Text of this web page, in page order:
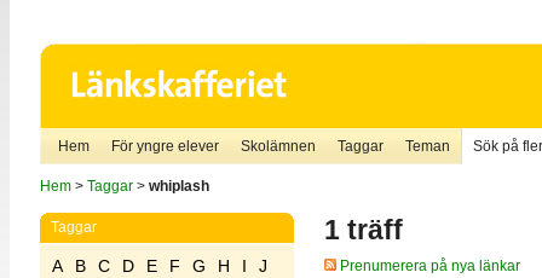
Hem För yngre elever Skolämnen Taggar Teman Sök på
Hem> Taggar> whiplash
Taggar
A B C D E F G H I
J
1 träff
Prenumerera på nya länkar